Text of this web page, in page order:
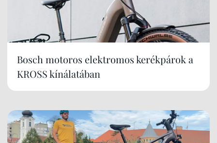
Bosch motoros elektromos kerékpárok a
KROSS kínálatában